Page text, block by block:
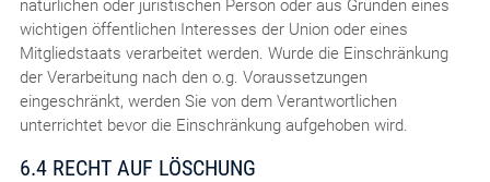
natürlichen oder juristischen Person oder aus Gründen eines
wichtigen öffentlichen Interesses der Union oder eines
Mitgliedstaats verarbeitet werden. Wurde die Einschränkung
der Verarbeitung nach den o.g. Voraussetzungen
eingeschränkt, werden Sie von dem Verantwortlichen
unterrichtet bevor die Einschränkung aufgehoben wird.
6.4 RECHT AUF LÖSCHUNG